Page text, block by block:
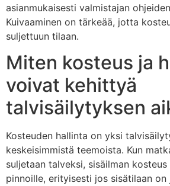
asianmukaisesti valmistajan
Kuivaaminen on tärkeää, jotta
suljettuun tilaan.
Miten kosteus ja
voivat kehittyä
talvisäilytyksen
Kosteuden hallinta on yksi
keskeisimmistä teemoista. Kun
suljetaan talveksi, sisäilman
pinnoille, erityisesti jos sisätilaan